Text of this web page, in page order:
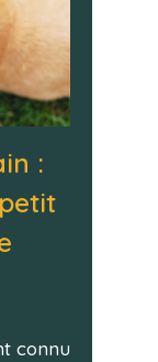
:
connu